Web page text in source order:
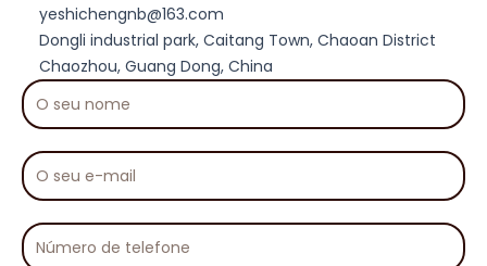
yeshichengnb@163.com
Dongli industrial park, Caitang Town, Chaoan District
Chaozhou, Guang Dong, China
O
seu
nome
O
seu
mail
Número
de